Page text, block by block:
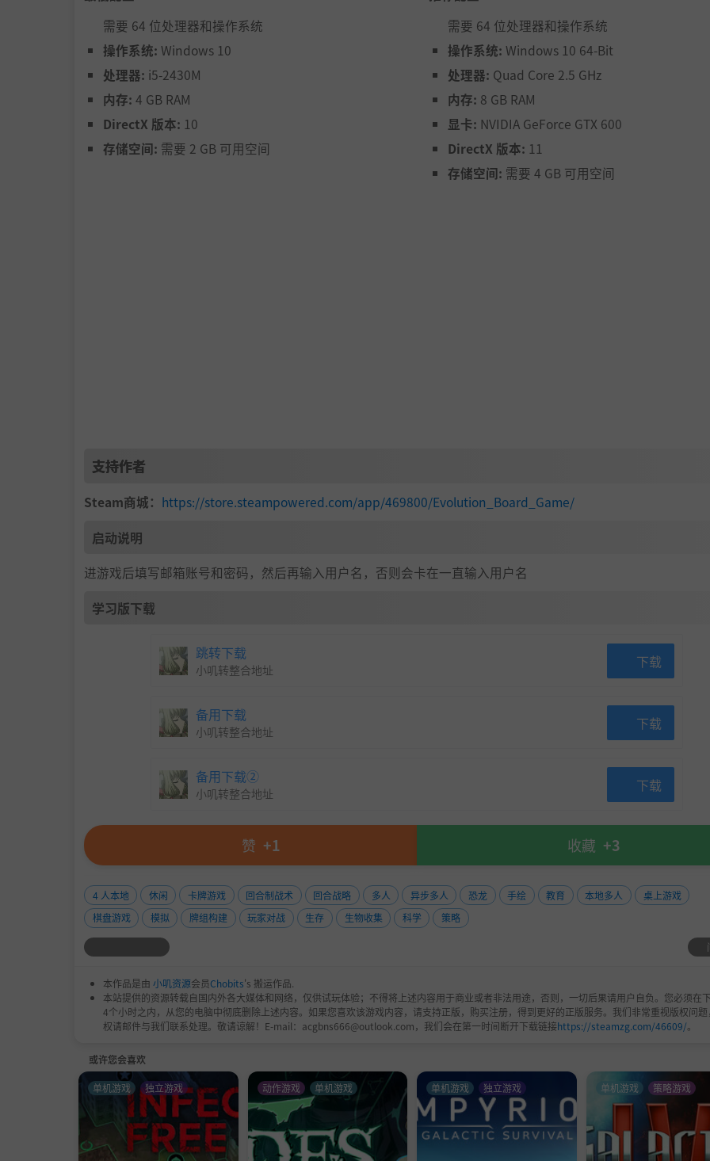
需要 64 位处理器和操作系统
操作系统: Windows 10
处理器: i5-2430M
内存: 4 GB RAM
DirectX 版本: 10
存储空间: 需要 2 GB 可用空间
需要 64 位处理器和操作系统
操作系统: Windows 10 64-Bit
处理器: Quad Core 2.5 GHz
内存: 8 GB RAM
显卡: NVIDIA GeForce GTX 600
DirectX 版本: 11
存储空间: 需要 4 GB 可用空间
支持作者
Steam商城： https://store.steampowered.com/app/469800/Evolution_Board_Game/
启动说明
进游戏后填写邮箱账号和密码，然后再输入用户名，否则会卡在一直输入用户名
学习版下载
跳转下载
小叽转整合地址 下载
备用下载
小叽转整合地址 下载
备用下载②
小叽转整合地址 下载
赞 +1 收藏 +3
4 人本地 休闲 卡牌游戏 回合制战术 回合战略 多人 异步多人 恐龙 手绘 教育 本地多人
桌上游戏
棋盘游戏
模拟 牌组构建 玩家对战 生存 生物收集 科学 策略
本作品是由 小叽资源会员Chobits's 搬运作品.
本站提供的资源转载自国内外各大媒体和网络，仅供试玩体验；不得将上述内容用于商业或者非法用途，否则，一切后果请用户自负。您必须在
4个小时之内，从您的电脑中彻底删除上述内容。如果您喜欢该游戏内容，请支持正版，购买注册，得到更好的正版服务。我们非常重视版权问
权请邮件与我们联系处理。敬请谅解！E-mail：acgbns666@outlook.com，我们会在第一时间断开下载链接https://steamzg.com/46609/。
或许您会喜欢
单机游戏 独立游戏 动作游戏 单机游戏 单机游戏 独立游戏 单机游戏 策略游戏